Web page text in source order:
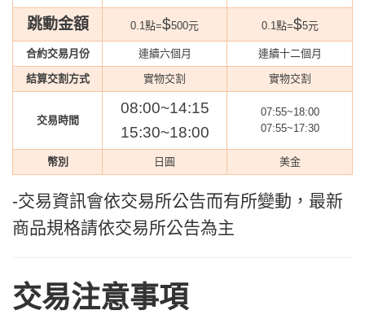
跳動金額 0.1點=$500元 0.1點=$5元
合約交易月份 連續六個月 連續十二個月
結算交割方式 實物交割 實物交割
交易時間
08:00~14:15
15:30~18:00
07:55~18:00
07:55~17:30
幣別 日圓 美金
-交易資訊會依交易所公告而有所變動，最新
商品規格請依交易所公告為主
交易注意事項